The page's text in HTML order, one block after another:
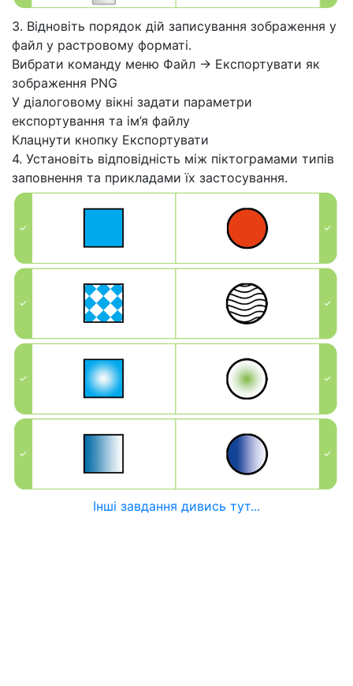
3. Відновіть порядок дій записування зображення у
файл у растровому форматі.
Вибрати команду меню Файл → Експортувати як
зображення PNG
У діалоговому вікні задати параметри
експортування та ім’я файлу
Клацнути кнопку Експортувати
4. Установіть відповідність між піктограмами типів
заповнення та прикладами їх застосування.
Інші завдання дивись тут...